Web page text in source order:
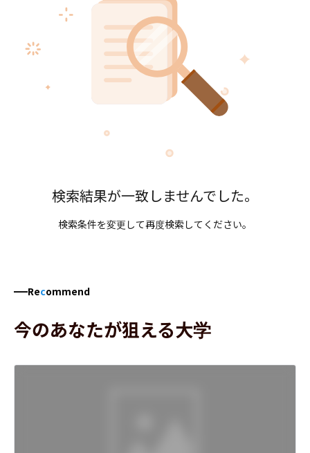
検索結果が一致しませんでした。
検索条件を変更して再度検索してください。
Recommend
今のあなたが狙える大学